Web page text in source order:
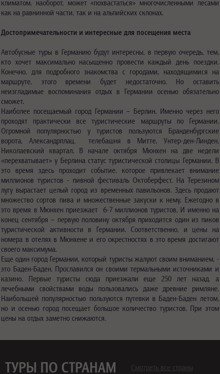
климатом, наоборот, может «похвастаться» многочисленными лесами
как на равнинной части, так и на альпийских склонах.
Достопримечательности и интересные для посещения места
Автобусные туры в Германию будут интересны, в первую очередь, тем,
кто хочет максимально насыщенно провести каждый день поездки.
Конечно, для подробного знакомства с городами, находящимися на
маршруте, этого времени будет недостаточно. Но оставить
неизгладимые воспоминания отдых в Германии осенью обязательно
сможет.
Наиболее посещаемый город Германии – Берлин. Именно через него
проходят практически все туристические маршруты по Германии.
Огромной популярностью у туристов пользуются Бранденбургские
ворота, Александрплац, телебашня в Митте, Унтер-ден-Линден,
Николаевский квартал. В начале октября Мюнхен на две недели
«перехватывает» у Берлина статус туристической столицы Германии. В
это время здесь проходит событие, которое привлекает внимание
миллионов туристов - пивной фестиваль Октоберфест. На Терезином
лугу вырастает целый город из временных павильонов. Здесь продают
множество сортов пива и множественные закуски к нему. Ежегодно в
это время в Мюнхен приезжает 6-7 миллионов туристов. И именно на
конец сентября – первую половину октября приходится один из пиков
туристической активности в Германии. Соответственно, и цены на
номера в отелях в Мюнхене и его окрестностях в это время достигают
своего максимума.
Еще один город Германии, который туристы жалуют своим вниманием, -
это Баден-Баден. Прославился он своими термальными источниками и
казино. Первые туристы сюда приезжали еще 250 лет назад, а
лечебными свойствами воды пользовались даже древние римляне.
Наибольшей популярностью пользуются путевки в Баден-Баден летом,
но и осенью город посещает большое количество туристов. При этом
цены на отдых заметно снижаются.
ТУРЫ ПО СТРАНАМ Смотреть все страны